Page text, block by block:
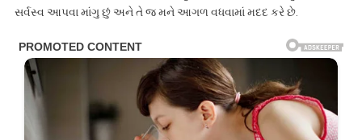
સર્વસ્વ આપવા માંગુ છું અને તે જ મને આગળ વધવામાં મદદ કરે છે.